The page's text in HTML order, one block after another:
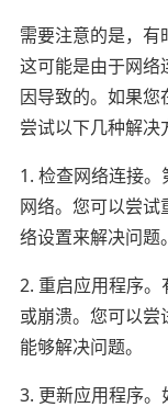
需要注意的是，有
这可能是由于网络
因导致的。如果
尝试以下几种解决
1. 检查网络连接
网络。您可以尝试
络设置来解决问题。
2. 重启应用程序
或崩溃。您可以尝
能够解决问题。
3. 更新应用程序